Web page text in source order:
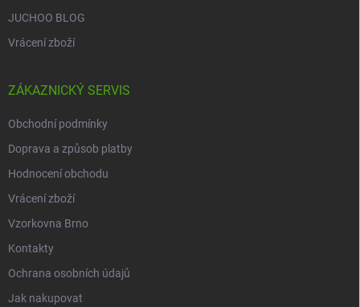
JUCHOO BLOG
Vrácení zboží
ZÁKAZNICKÝ SERVIS
Obchodní podmínky
Doprava a způsob platby
Hodnocení obchodu
Vrácení zboží
Vzorkovna Brno
Kontakty
Ochrana osobních údajů
Jak nakupovat